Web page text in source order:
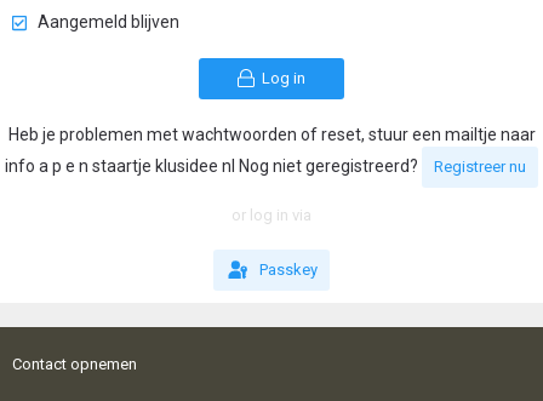
Aangemeld blijven
Log in
Heb je problemen met wachtwoorden of reset, stuur een mailtje naar
info a p e n staartje klusidee nl Nog niet geregistreerd?
Registreer nu
or log in via
Passkey
Contact opnemen